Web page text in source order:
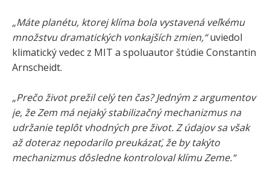
„Máte planétu, ktorej klíma bola vystavená veľkému
množstvu dramatických vonkajších zmien,“uviedol
klimatický vedec z MIT a spoluautor štúdie Constantin
Arnscheidt.
„Prečo život prežil celý ten čas? Jedným z argumentov
je, že Zem má nejaký stabilizačný mechanizmus na
udržanie teplôt vhodných pre život. Z údajov sa však
až doteraz nepodarilo preukázať, že by takýto
mechanizmus dôsledne kontroloval klímu Zeme.“